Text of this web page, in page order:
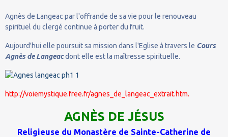
Agnès de Langeac par l'offrande de sa vie pour le renouveau
spirituel du clergé continue à porter du fruit.
Aujourd'hui elle poursuit sa mission dans l'Eglise à travers le Cours
Agnès de Langeacdont elle est la maîtresse spirituelle.
http://voiemystique.free.fr/agnes_de_langeac_extrait.htm.
AGNÈS DE JÉSUS
Religieuse du Monastère de Sainte-Catherine de